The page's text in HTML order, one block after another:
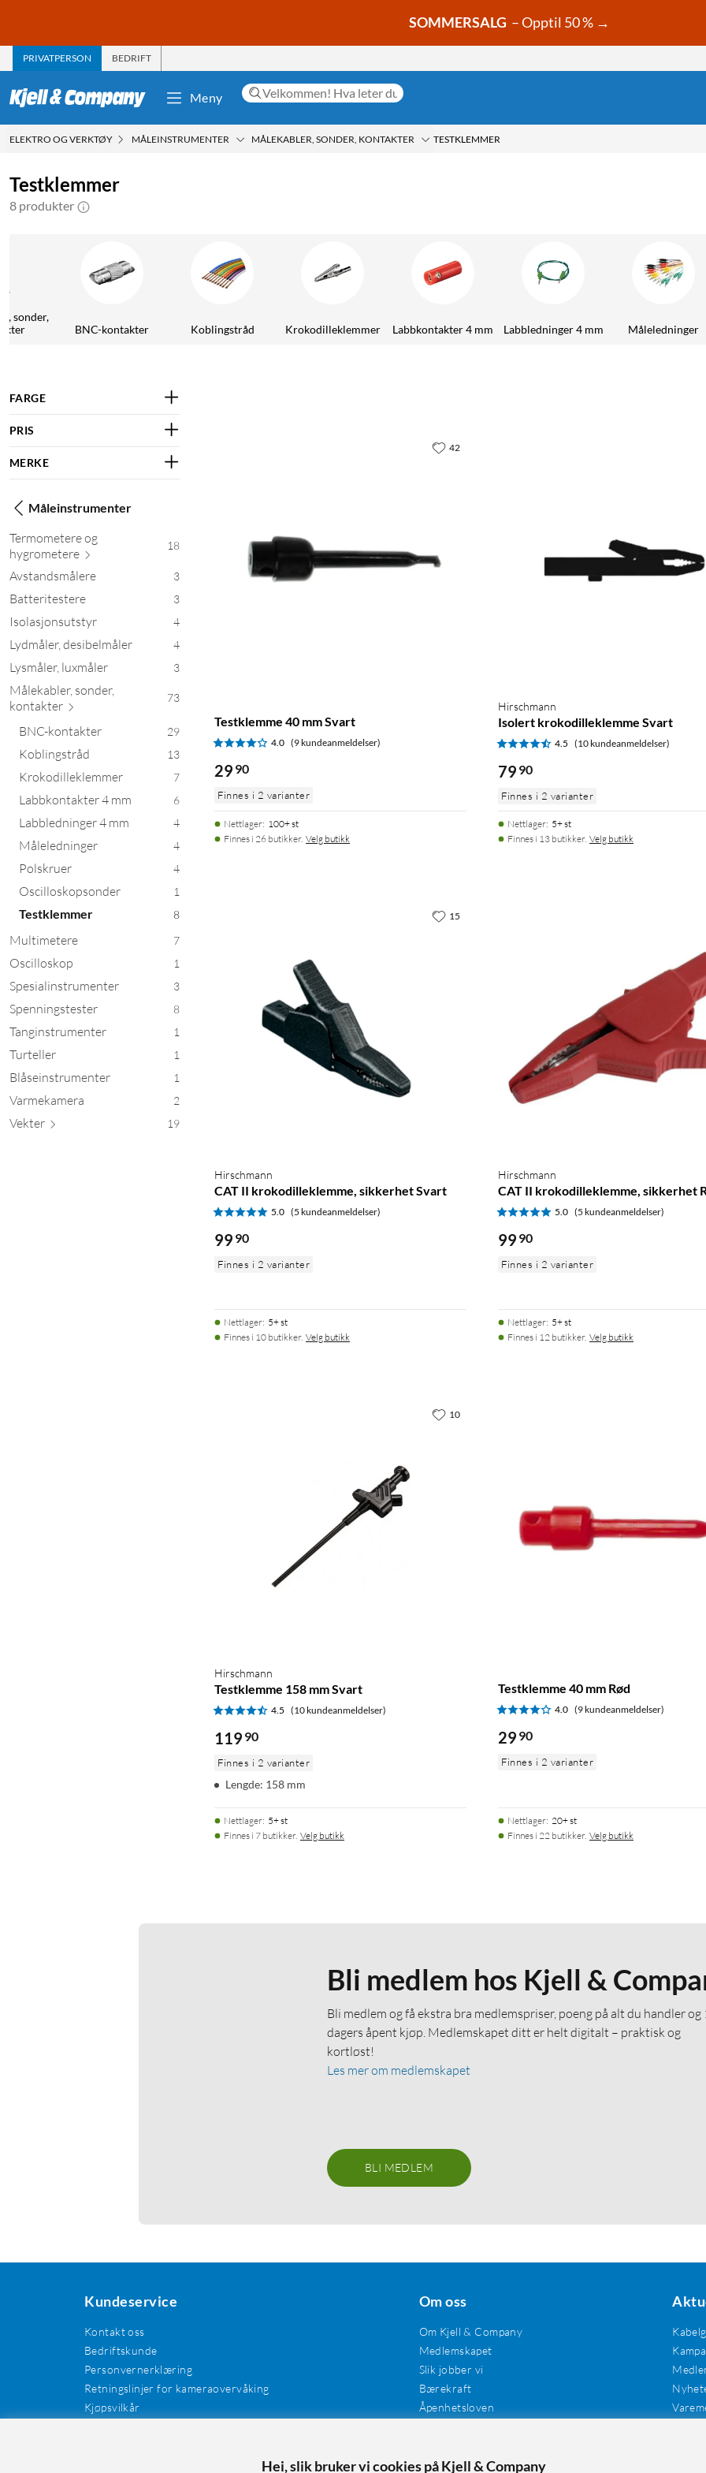
SOMMERSALG – Opptil 50 % →
PRIVATPERSON BEDRIFT
Meny
ELEKTRO OG VERKTØY MÅLEINSTRUMENTER MÅLEKABLER, SONDER, KONTAKTER TESTKLEMMER
Testklemmer
8 produkter
sonder,
BNC-kontakter Koblingstråd Krokodilleklemmer Labbkontakter 4 mm Labbledninger 4 mm Måleledninger
FARGE
PRIS
MERKE
Måleinstrumenter
Termometere og
hygrometere 18
Avstandsmålere 3
Batteritestere 3
Isolasjonsutstyr 4
Lydmåler, desibelmåler 4
Lysmåler, luxmåler 3
Målekabler, sonder,
kontakter 73
BNC-kontakter 29
Koblingstråd 13
Krokodilleklemmer 7
Labbkontakter 4 mm 6
Labbledninger 4 mm 4
Måleledninger 4
Polskruer 4
Oscilloskopsonder 1
Testklemmer 8
Multimetere 7
Oscilloskop 1
Spesialinstrumenter 3
Spenningstester 8
Tanginstrumenter 1
Turteller 1
Blåseinstrumenter 1
Varmekamera 2
Vekter 19
Testklemme 40 mm Svart
4.0 (9 kundeanmeldelser)
29 90
Finnes i 2 varianter
Nettlager: 100+ st
Finnes i 26 butikker. Velg butikk
42
Hirschmann
Isolert krokodilleklemme Svart
4.5 (10 kundeanmeldelser)
79 90
Finnes i 2 varianter
Nettlager: 5+ st
Finnes i 13 butikker. Velg butikk
Hirschmann
CAT II krokodilleklemme, sikkerhet Svart
5.0 (5 kundeanmeldelser)
99 90
Finnes i 2 varianter
Nettlager: 5+ st
Finnes i 10 butikker. Velg butikk
15
Hirschmann
CAT II krokodilleklemme, sikkerhet
5.0 (5 kundeanmeldelser)
99 90
Finnes i 2 varianter
Nettlager: 5+ st
Finnes i 12 butikker. Velg butikk
Hirschmann
Testklemme 158 mm Svart
4.5 (10 kundeanmeldelser)
119 90
Finnes i 2 varianter
Lengde: 158 mm
Nettlager: 5+ st
Finnes i 7 butikker. Velg butikk
10
Testklemme 40 mm Rød
4.0 (9 kundeanmeldelser)
29 90
Finnes i 2 varianter
Nettlager: 20+ st
Finnes i 22 butikker. Velg butikk
Bli medlem hos Kjell &
Bli medlem og få ekstra bra medlemspriser, poeng på alt du handler og
dagers åpent kjøp. Medlemskapet ditt er helt digitalt – praktisk og
kortløst!
Les mer om medlemskapet
BLI MEDLEM
Kundeservice
Kontakt oss
Bedriftskunde
Personvernerklæring
Retningslinjer for kameraovervåking
Kjøpsvilkår
Om oss
Om Kjell & Company
Medlemskapet
Slik jobber vi
Bærekraft
Åpenhetsloven
Tilgjengelighet
Hei, slik bruker vi cookies på Kjell & Company